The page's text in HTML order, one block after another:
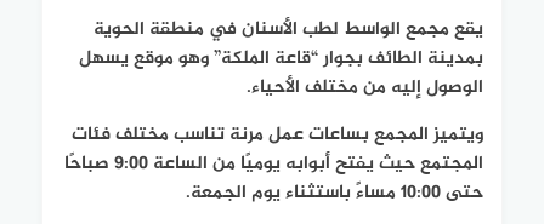
يقع مجمع الواسط لطب الأسنان في منطقة الحوية
بمدينة الطائف بجوار “قاعة الملكة” وهو موقع يسهل
الوصول إليه من مختلف الأحياء.
ويتميز المجمع بساعات عمل مرنة تناسب مختلف فئات
المجتمع حيث يفتح أبوابه يوميًا من الساعة 9:00 صباحًا
حتى 10:00 مساءً باستثناء يوم الجمعة.